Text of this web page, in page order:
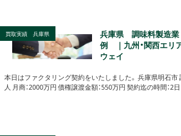
買取実績 兵庫県
兵庫県 調味料製造
例 ｜九州・関西エリ
ウェイ
本日はファクタリング契約をいたしました。 兵庫県明石市
人 月商：2000万円 債権譲渡金額：550万円 契約迄の時間：